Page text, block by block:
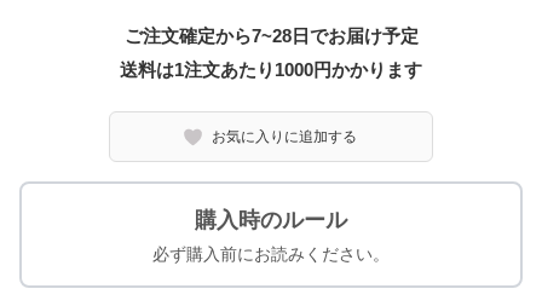
ご注文確定から7~28日でお届け予定
送料は1注文あたり 1000円かかります
お気に入りに追加する
購入時のルール
必ず購入前にお読みください。